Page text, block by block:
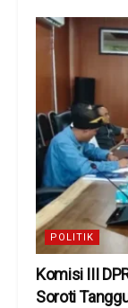
POLITIK
Komisi III
Soroti